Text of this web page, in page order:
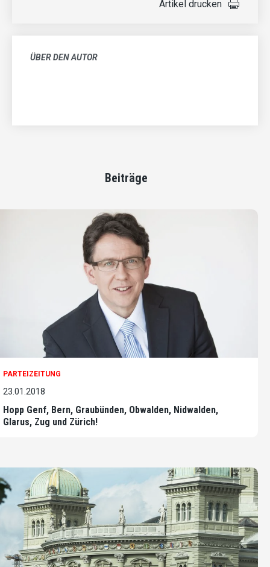
Artikel drucken
ÜBER DEN AUTOR
Beiträge
PARTEIZEITUNG
23.01.2018
Hopp Genf, Bern, Graubünden, Obwalden, Nidwalden,
Glarus, Zug und Zürich!